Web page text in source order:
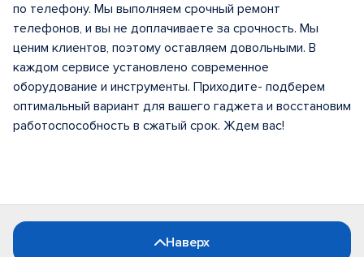
по телефону. Мы выполняем срочный ремонт
телефонов, и вы не доплачиваете за срочность. Мы
ценим клиентов, поэтому оставляем довольными. В
каждом сервисе установлено современное
оборудование и инструменты. Приходите- подберем
оптимальный вариант для вашего гаджета и восстановим
работоспособность в сжатый срок. Ждем вас!
Наверх